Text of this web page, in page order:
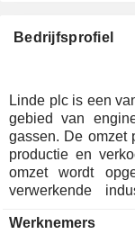
Bedrijfsprofiel
Linde plc is een
gebied van
gassen. De omzet
productie en
omzet wordt
verwerkende
elektronica (9%) en anderen
Werknemers